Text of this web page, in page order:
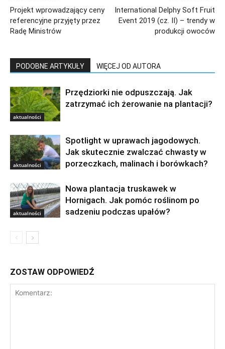
Projekt wprowadzający ceny
referencyjne przyjęty przez
Radę Ministrów
International Delphy Soft Fruit
Event 2019 (cz. II) – trendy w
produkcji owoców
PODOBNE ARTYKUŁY WIĘCEJ OD AUTORA
aktualności
Przędziorki nie odpuszczają. Jak
zatrzymać ich żerowanie na plantacji?
aktualności
Spotlight w uprawach jagodowych.
Jak skutecznie zwalczać chwasty w
porzeczkach, malinach i borówkach?
aktualności
Nowa plantacja truskawek w
Hornigach. Jak pomóc roślinom po
sadzeniu podczas upałów?
ZOSTAW ODPOWIEDŹ